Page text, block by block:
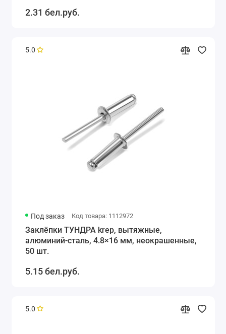
2.31 бел.руб.
5.0
Под заказ Код товара: 1112972
Заклёпки ТУНДРА krep, вытяжные,
алюминий-сталь, 4.8×16 мм, неокрашенные,
50 шт.
5.15 бел.руб.
5.0